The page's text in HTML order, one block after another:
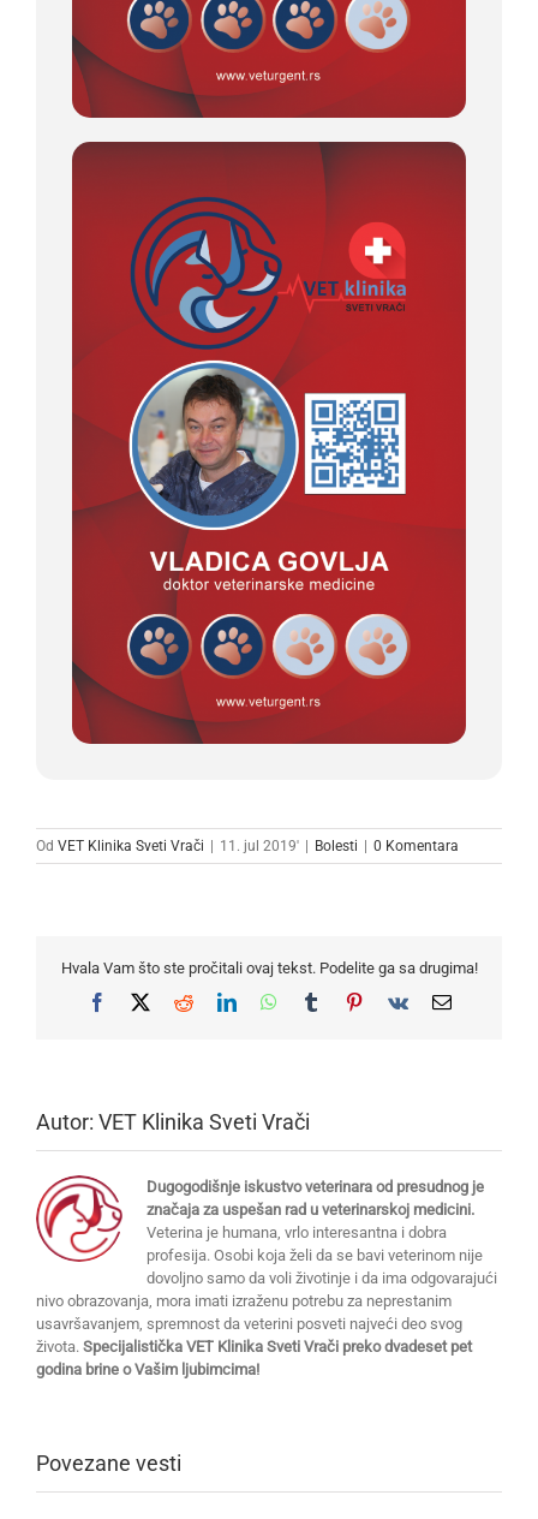
Od VET Klinika Sveti Vrači | 11. jul 2019' | Bolesti | 0 Komentara
Hvala Vam što ste pročitali ovaj tekst. Podelite ga sa drugima!
Facebook
X RedditLinkedInWhatsApp
TumblrPinterest
Vk Email
Autor: VET Klinika Sveti Vrači
Dugogodišnje iskustvo veterinara od presudnog je
značaja za uspešan rad u veterinarskoj medicini.
Veterina je humana, vrlo interesantna i dobra
profesija. Osobi koja želi da se bavi veterinom nije
dovoljno samo da voli životinje i da ima odgovarajući
nivo obrazovanja, mora imati izraženu potrebu za neprestanim
usavršavanjem, spremnost da veterini posveti najveći deo svog
života. Specijalistička VET Klinika Sveti Vrači preko dvadeset pet
godina brine o Vašim ljubimcima!
Povezane vesti